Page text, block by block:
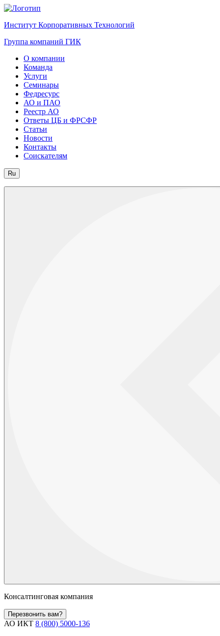
Институт Корпоративных Технологий
Группа компаний ГИК
О компании
Команда
Услуги
Семинары
Федресурс
АО и ПАО
Реестр АО
Ответы ЦБ и ФРСФР
Статьи
Новости
Контакты
Соискателям
Ru
Консалтинговая компания
Перезвонить вам?
АО ИКТ 8 (800) 5000-136